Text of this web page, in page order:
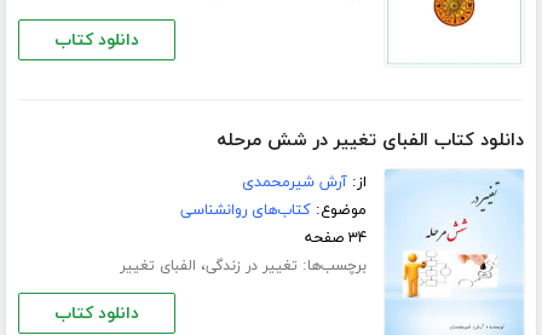
دانلود کتاب
دانلود کتاب الفبای تغییر در شش مرحله
از:آرش شیرمحمدی
موضوع:کتاب‌های روانشناسی
۳۴ صفحه
برچسب‌ها: تغییر در زندگی، الفبای تغییر
دانلود کتاب